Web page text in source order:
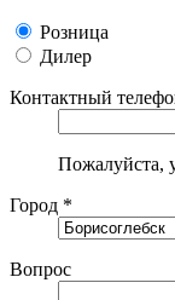
Розница
Дилер
Контактный
Пожалуйста,
Город *
Вопрос